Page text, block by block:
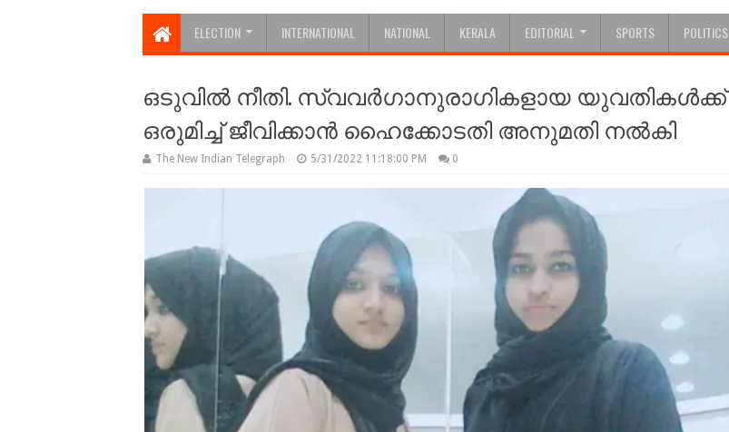
ELECTION INTERNATIONAL NATIONAL KERALA EDITORIAL SPORTS POLITICS
ഒടുവിൽ നീതി. സ്വവര്‍ഗാനുരാഗികളായ യുവതികൾക്ക്
ഒരുമിച്ച് ജീവിക്കാൻ ഹൈക്കോടതി അനുമതി നൽകി
The New Indian Telegraph 5/31/2022 11:18:00 PM 0